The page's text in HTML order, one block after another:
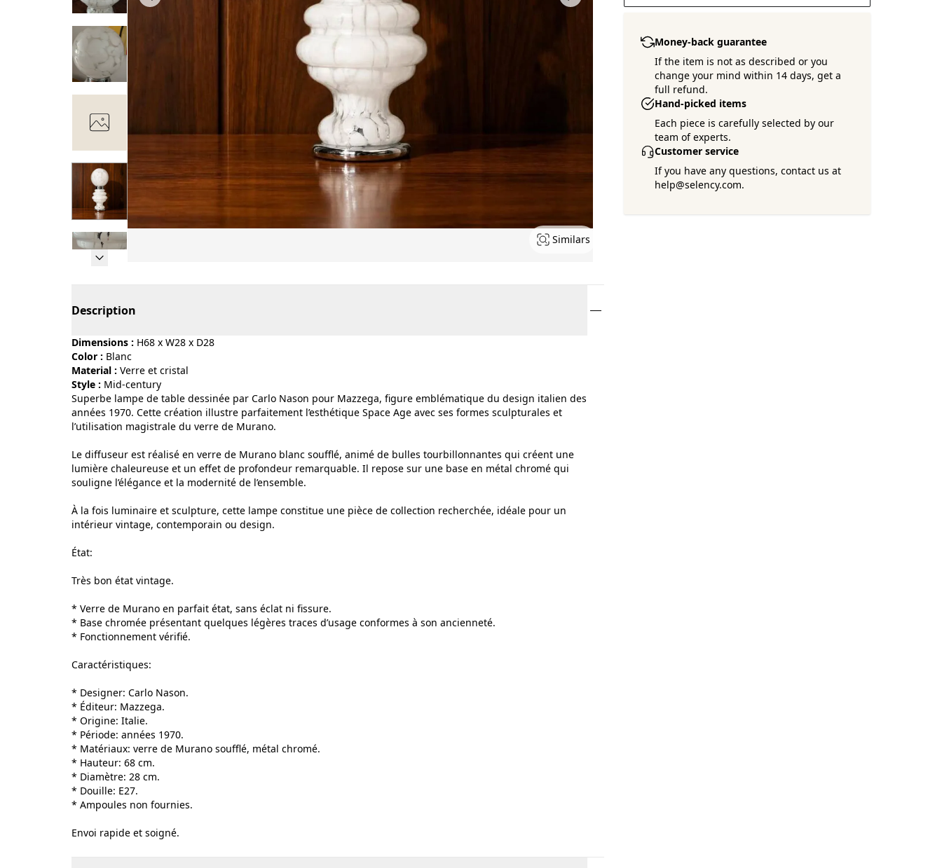
Similars
Money-back guarantee
If the item is not as described or you
change your mind within 14 days, get a
full refund.
Hand-picked items
Each piece is carefully selected by our
team of experts.
Customer service
If you have any questions, contact us at
help@selency.com.
Description
Dimensions : H68 x W28 x D28
Color :
blanc
Material :
verre et cristal
Style :
mid-century
Superbe lampe de table dessinée par Carlo Nason pour Mazzega, figure emblématique du design italien des
années 1970. Cette création illustre parfaitement l’esthétique Space Age avec ses formes sculpturales et
l’utilisation magistrale du verre de Murano.
Le diffuseur est réalisé en verre de Murano blanc soufflé, animé de bulles tourbillonnantes qui créent une
lumière chaleureuse et un effet de profondeur remarquable. Il repose sur une base en métal chromé qui
souligne l’élégance et la modernité de l’ensemble.
À la fois luminaire et sculpture, cette lampe constitue une pièce de collection recherchée, idéale pour un
intérieur vintage, contemporain ou design.
État:
Très bon état vintage.
* Verre de Murano en parfait état, sans éclat ni fissure.
* Base chromée présentant quelques légères traces d’usage conformes à son ancienneté.
* Fonctionnement vérifié.
Caractéristiques:
* Designer: Carlo Nason.
* Éditeur: Mazzega.
* Origine: Italie.
* Période: années 1970.
* Matériaux: verre de Murano soufflé, métal chromé.
* Hauteur: 68 cm.
* Diamètre: 28 cm.
* Douille: E27.
* Ampoules non fournies.
Envoi rapide et soigné.